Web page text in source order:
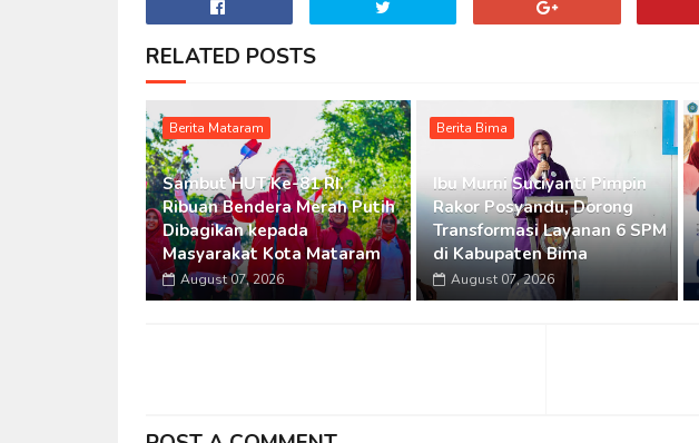
RELATED POSTS
Berita Mataram
Sambut HUT Ke-81 RI,
Ribuan Bendera Merah Putih
Dibagikan kepada
Masyarakat Kota Mataram
August 07, 2026
Berita Bima
Ibu Murni Suciyanti Pimpin
Rakor Posyandu, Dorong
Transformasi Layanan 6 SPM
di Kabupaten Bima
August 07, 2026